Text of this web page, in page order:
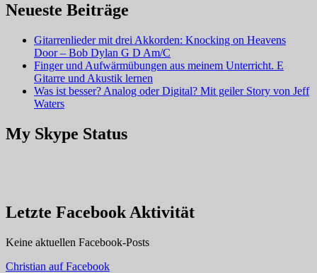
Neueste Beiträge
Gitarrenlieder mit drei Akkorden: Knocking on Heavens
Door – Bob Dylan G D Am/C
Finger und Aufwärmübungen aus meinem Unterricht. E
Gitarre und Akustik lernen
Was ist besser? Analog oder Digital? Mit geiler Story von Jeff
Waters
My Skype Status
Letzte Facebook Aktivität
Keine aktuellen Facebook-Posts
Christian auf Facebook